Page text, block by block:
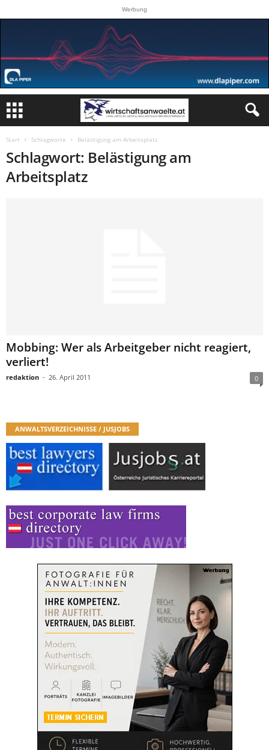
Werbung
Start Schlagworte Belästigung am Arbeitsplatz
Schlagwort: Belästigung am
Arbeitsplatz
Mobbing: Wer als Arbeitgeber nicht reagiert,
verliert!
redaktion - 26. April 2011 0
ANWALTSVERZEICHNISSE / JUSJOBS